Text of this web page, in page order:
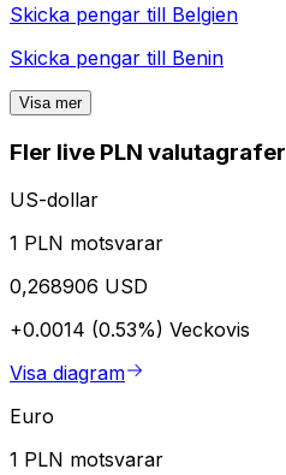
Skicka pengar till Belgien
Skicka pengar till Benin
Visa mer
Fler live PLN valutagrafer
US-dollar
1 PLN motsvarar
0,268906 USD
+0.0014 (0.53%) Veckovis
Visa diagram
Euro
1 PLN motsvarar